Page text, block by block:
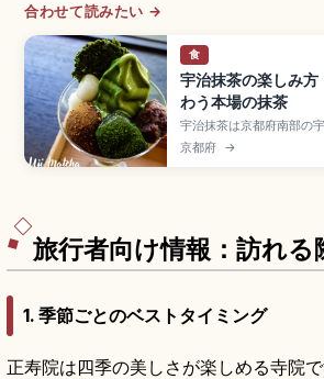
合わせて読みたい →
食
宇治抹茶の楽しみ方
わう本場の抹茶
宇治抹茶は京都府南部の
本三大茶のひとつで、川
甘みと香りが特徴の伝統
京都府 →
旅行者向け情報：訪れる
1. 季節ごとのベストタイミング
正寿院は四季の美しさが楽しめる寺院で